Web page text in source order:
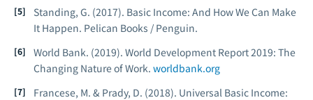
Standing, G. (2017). Basic Income: And How We Can Make
It Happen. Pelican Books / Penguin.
World Bank. (2019). World Development Report 2019: The
Changing Nature of Work. worldbank.org
Francese, M. & Prady, D. (2018). Universal Basic Income: